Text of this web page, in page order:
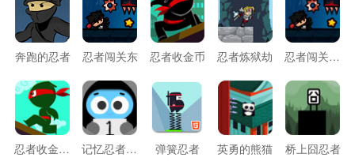
奔跑的忍者 忍者闯关东 忍者收金币 忍者炼狱劫 忍者闯关东选关版
忍者收金币2 记忆忍者翻翻看 弹簧忍者 英勇的熊猫 桥上囧忍者